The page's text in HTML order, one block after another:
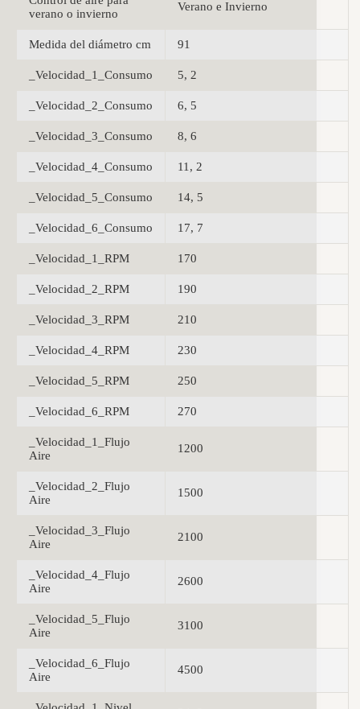
verano o invierno
Verano e Invierno
Medida del diámetro cm 91
_Velocidad_1_Consumo 5, 2
_Velocidad_2_Consumo 6, 5
_Velocidad_3_Consumo 8, 6
_Velocidad_4_Consumo 11, 2
_Velocidad_5_Consumo 14, 5
_Velocidad_6_Consumo 17, 7
_Velocidad_1_RPM 170
_Velocidad_2_RPM 190
_Velocidad_3_RPM 210
_Velocidad_4_RPM 230
_Velocidad_5_RPM 250
_Velocidad_6_RPM 270
_Velocidad_1_Flujo
Aire
1200
_Velocidad_2_Flujo
Aire
1500
_Velocidad_3_Flujo
Aire
2100
_Velocidad_4_Flujo
Aire
2600
_Velocidad_5_Flujo
Aire
3100
_Velocidad_6_Flujo
Aire
4500